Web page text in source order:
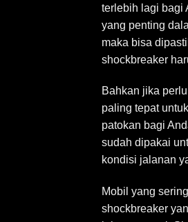
terlebih lagi bagi
yang penting
maka bisa
shockbreaker
Bahkan jika
paling tepat
patokan bagi
sudah dipakai
kondisi jalanan
Mobil yang
shockbreaker